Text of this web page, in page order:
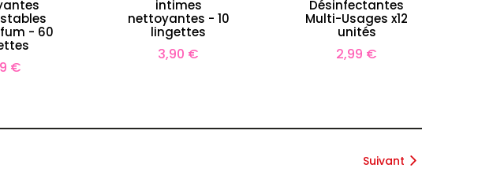
- 60
€
intimes
nettoyantes - 10
lingettes
Prix
3,90 €
Désinfectantes
Multi-Usages x12
unités
Prix
2,99 €
Suivant